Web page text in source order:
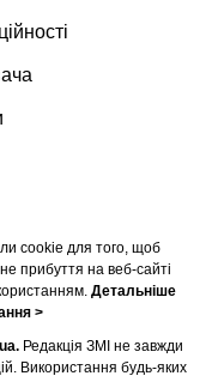
cookie для того, щоб
прибуття на веб-сайті
Детальніше
>
Редакція ЗМІ не завжди
Використання будь-яких